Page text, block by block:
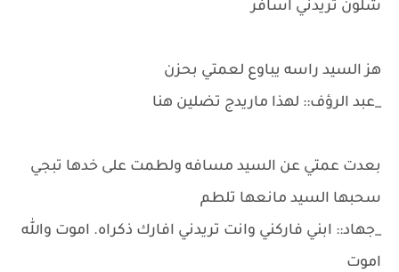
شلون تريدني اسافر
هز السيد راسه يباوع لعمتي بحزن
_عبد الرؤف:: لهذا ماريدج تضلين هنا
بعدت عمتي عن السيد مسافه ولطمت على خدها تبجي
سحبها السيد مانعها تلطم
_جهاد:: ابني فاركني وانت تريدني افارك ذكراه. اموت والله
اموت